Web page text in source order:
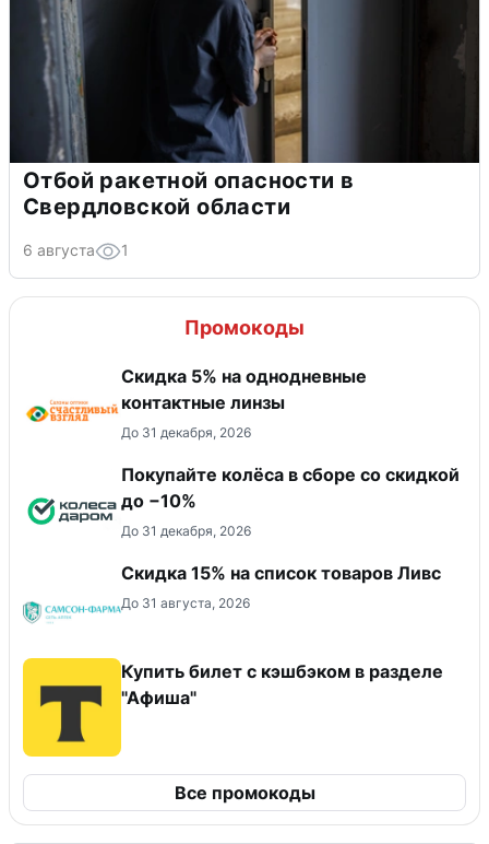
Отбой ракетной опасности в
Свердловской области
6 августа 1
Промокоды
Скидка 5% на однодневные
контактные линзы
До 31 декабря, 2026
Покупайте колёса в сборе со скидкой
до −10%
До 31 декабря, 2026
Скидка 15% на список товаров Ливс
До 31 августа, 2026
Купить билет с кэшбэком в разделе
"Афиша"
Все промокоды